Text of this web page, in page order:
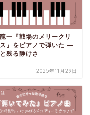
一『戦場のメリークリ
』をピアノで弾いた ―
残る静けさ
2025年11月29日
誌